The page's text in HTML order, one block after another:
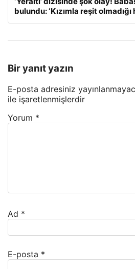
bulundu: ‘Kızımla reşit olmadığı
Bir yanıt yazın
E-posta adresiniz
ile işaretlenmişlerdir
Yorum *
Ad *
E-posta *